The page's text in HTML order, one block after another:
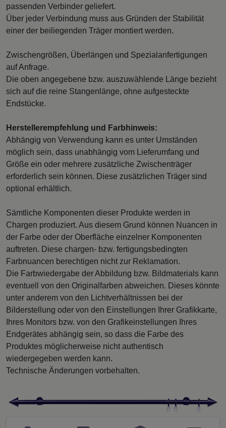
passenden Verbinder geliefert.
Über jeder Verbindung muss aus Gründen der Stabilität
einer der beiliegenden Träger montiert werden.
Zwischengrößen, Überlängen und Spezialanfertigungen
auf Anfrage.
Die oben angegebene bzw. auszuwählende Länge bezieht
sich auf die reine Stangenlänge, ohne aufgesteckte
Endstücke.
Herstellerempfehlung und Farbhinweis:
Abhängig von Verwendung kann es unter Umständen
möglich sein, dass unabhängig vom Lieferumfang und
Größe ein oder mehrere zusätzliche Zwischenträger
erforderlich sein können. Diese zusätzlichen Träger sind
optional erhältlich.
Sämtliche Komponenten dieser Produkte werden in
Chargen produziert. Aus diesem Grund können Nuancen in
der Farbe oder der Oberfläche einzelner Komponenten
auftreten. Diese chargen- bzw. fertigungsbedingten
Farbnuancen berechtigen nicht zur Reklamation.
Die Farbwiedergabe der Abbildung bzw. Bildmaterials kann
eventuell von den Originalfarben abweichen. Dieses könnte
unter anderem von den Lichtverhältnissen bei der
Bilderstellung oder von den Einstellungen Ihrer Grafikkarte,
Ihres Monitors bzw. von den Grafikeinstellungen Ihres
Endgerätes abhängig sein, so dass die Farbe des
Produktes möglicherweise nicht authentisch
wiedergegeben werden kann.
Technische Änderungen vorbehalten.